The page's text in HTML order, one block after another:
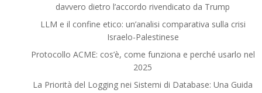
davvero dietro l’accordo rivendicato da Trump
LLM e il confine etico: un’analisi comparativa sulla crisi
Israelo-Palestinese
Protocollo ACME: cos’è, come funziona e perché usarlo nel
2025
La Priorità del Logging nei Sistemi di Database: Una Guida